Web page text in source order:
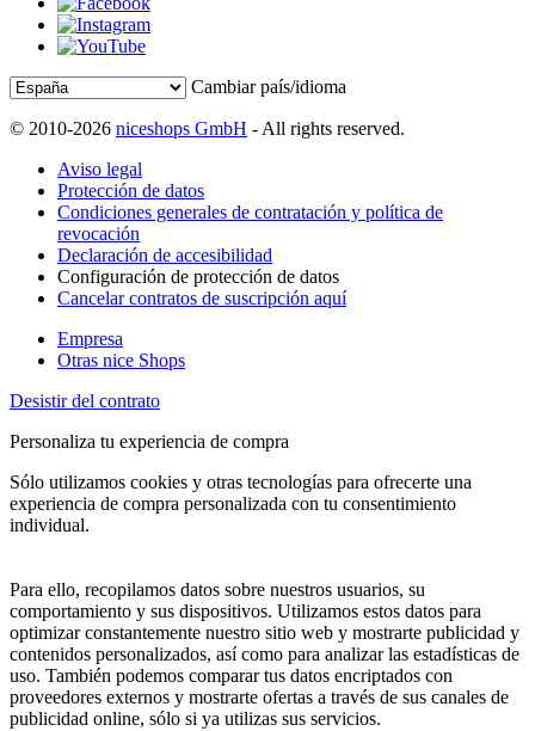
Cambiar país/idioma
© 2010-2026 niceshops GmbH - All rights reserved.
Aviso legal
Protección de datos
Condiciones generales de contratación y política de
revocación
Declaración de accesibilidad
Configuración de protección de datos
Cancelar contratos de suscripción aquí
Empresa
Otras nice Shops
Desistir del contrato
Personaliza tu experiencia de compra
Sólo utilizamos cookies y otras tecnologías para ofrecerte una
experiencia de compra personalizada con tu consentimiento
individual.
Para ello, recopilamos datos sobre nuestros usuarios, su
comportamiento y sus dispositivos. Utilizamos estos datos para
optimizar constantemente nuestro sitio web y mostrarte publicidad y
contenidos personalizados, así como para analizar las estadísticas de
uso. También podemos comparar tus datos encriptados con
proveedores externos y mostrarte ofertas a través de sus canales de
publicidad online, sólo si ya utilizas sus servicios.